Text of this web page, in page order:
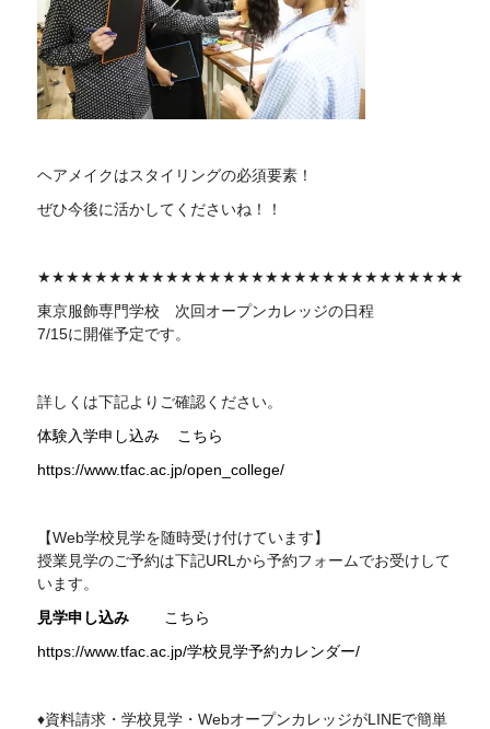
ヘアメイクはスタイリングの必須要素！
ぜひ今後に活かしてくださいね！！
★★★★★★★★★★★★★★★★★★★★★★★★★★★★★★
東京服飾専門学校 次回 オープンカレッジの日程
7/15に開催予定です。
詳しくは下記よりご確認ください。
体験入学申し込み
こちら
https://www.tfac.ac.jp/open_college/
【Web学校見学を随時受け付けています】
授業見学のご予約は下記URL から予約フォームでお受けして
います。
見学申し込み
こちら
https://www.tfac.ac.jp/学校見学予約カレンダー/
♦資料請求・学校見学・WebオープンカレッジがLINEで簡単